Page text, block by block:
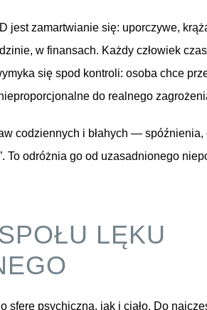
jest zamartwianie się: uporczywe,
w finansach. Każdy człowiek
się spod kontroli: osoba chce
do realnego
codziennych i błahych — spóźnienia,
To odróżnia go od uzasadnionego
LĘKU
sferę psychiczną, jak i ciało. Do